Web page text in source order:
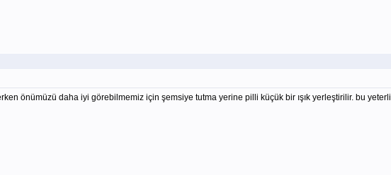
önümüzü daha iyi görebilmemiz için şemsiye tutma yerine pilli küçük bir ışık yerleştirilir. bu